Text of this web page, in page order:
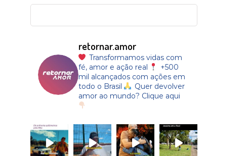
retornar.amor
Transformamos vidas com
fé, amor e ação real
+500
mil alcançados com ações em
todo o Brasil
Quer devolver
amor ao mundo? Clique aqui